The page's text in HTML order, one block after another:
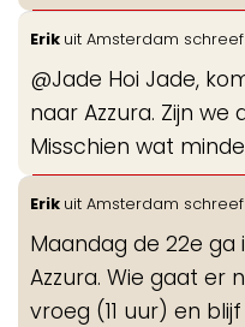
Erik uit Amsterdam
@Jade Hoi Jade,
naar Azzura. Zijn
Misschien wat
Erik uit Amsterdam
Maandag de 22e
Azzura. Wie gaat er
vroeg (11 uur) en